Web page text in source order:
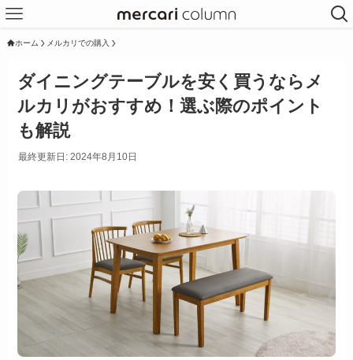
ホーム メルカリでの購入
ダイニングテーブルを安く買うならメ
ルカリがおすすめ！選ぶ際のポイント
も解説
最終更新日: 2024年8月10日